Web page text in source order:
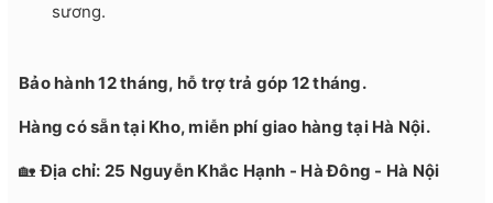
sương.
Bảo hành 12 tháng, hỗ trợ trả góp 12 tháng.
Hàng có sẵn tại Kho, miễn phí giao hàng tại Hà Nội.
🏡Địa chỉ: 25 Nguyễn Khắc Hạnh - Hà Đông - Hà Nội